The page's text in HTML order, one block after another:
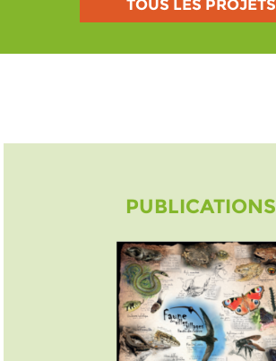
TOUS LES PROJETS
PUBLICATIONS